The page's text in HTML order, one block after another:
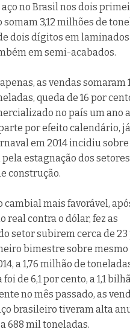
aço no Brasil nos dois
somam 3,12 milhões de
dois dígitos em
em semi-acabados.
as vendas somaram
queda de 16 por
no país um ano
por efeito calendário,
em 2014 incidiu
estagnação dos setores
construção.
cambial mais favorável,
real contra o dólar, fez as
setor subirem cerca de 23
bimestre sobre mesmo
a 1,76 milhão de
de 6,1 por cento, a 1,1
no mês passado, as
brasileiro tiveram alta
688 mil toneladas.